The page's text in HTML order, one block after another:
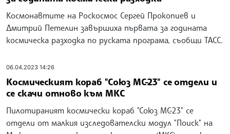
Космонавтите на Роскосмос Сергей Прокопиев и
Дмитрий Петелин завършиха първата за годината
космическа разходка по руската програма, съобщи ТАСС.
06.04.2023 14:26
Космическият кораб "Союз МС-23" се отдели и
се скачи отново към МКС
Пилотираният космически кораб "Союз МС-23" се
отдели от малкия изследователски модул "Поиск" на